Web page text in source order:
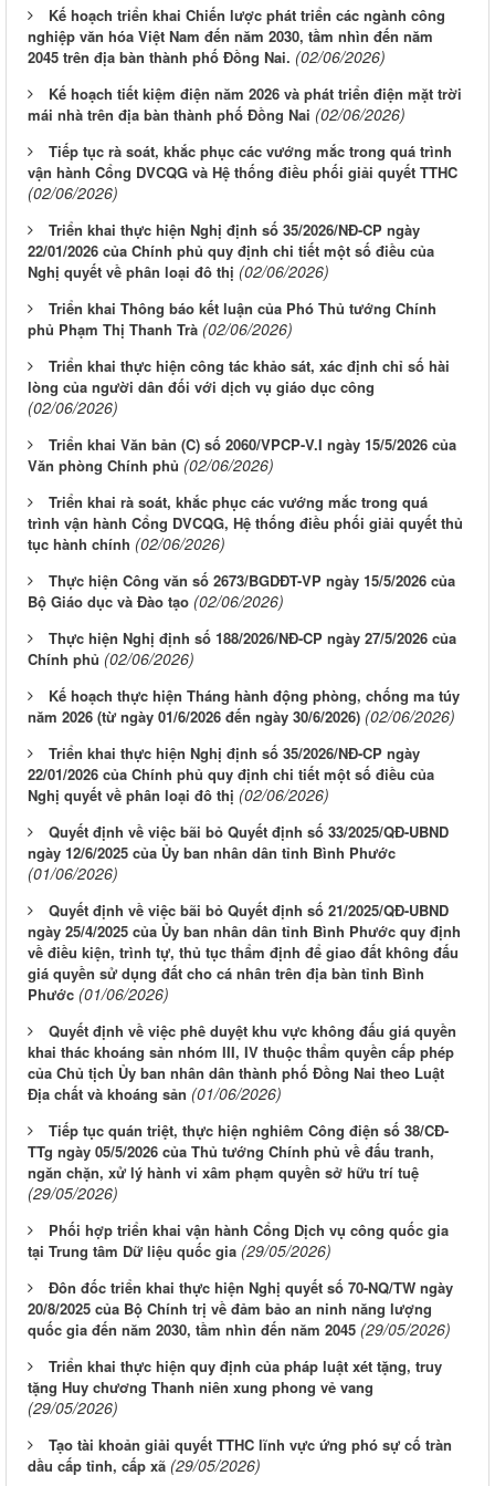
Kế hoạch triển khai Chiến lược phát triển các ngành công
nghiệp văn hóa Việt Nam đến năm 2030, tầm nhìn đến năm
2045 trên địa bàn thành phố Đồng Nai. (02/06/2026)
Kế hoạch tiết kiệm điện năm 2026 và phát triển điện mặt trời
mái nhà trên địa bàn thành phố Đồng Nai (02/06/2026)
Tiếp tục rà soát, khắc phục các vướng mắc trong quá trình
vận hành Cổng DVCQG và Hệ thống điều phối giải quyết TTHC
(02/06/2026)
Triển khai thực hiện Nghị định số 35/2026/NĐ-CP ngày
22/01/2026 của Chính phủ quy định chi tiết một số điều của
Nghị quyết về phân loại đô thị (02/06/2026)
Triển khai Thông báo kết luận của Phó Thủ tướng Chính
phủ Phạm Thị Thanh Trà (02/06/2026)
Triển khai thực hiện công tác khảo sát, xác định chỉ số hài
lòng của người dân đối với dịch vụ giáo dục công
(02/06/2026)
Triển khai Văn bản (C) số 2060/VPCP-V.I ngày 15/5/2026 của
Văn phòng Chính phủ (02/06/2026)
Triển khai rà soát, khắc phục các vướng mắc trong quá
trình vận hành Cổng DVCQG, Hệ thống điều phối giải quyết thủ
tục hành chính (02/06/2026)
Thực hiện Công văn số 2673/BGDĐT-VP ngày 15/5/2026 của
Bộ Giáo dục và Đào tạo (02/06/2026)
Thực hiện Nghị định số 188/2026/NĐ-CP ngày 27/5/2026 của
Chính phủ (02/06/2026)
Kế hoạch thực hiện Tháng hành động phòng, chống ma túy
năm 2026 (từ ngày 01/6/2026 đến ngày 30/6/2026) (02/06/2026)
Triển khai thực hiện Nghị định số 35/2026/NĐ-CP ngày
22/01/2026 của Chính phủ quy định chi tiết một số điều của
Nghị quyết về phân loại đô thị (02/06/2026)
Quyết định về việc bãi bỏ Quyết định số 33/2025/QĐ-UBND
ngày 12/6/2025 của Ủy ban nhân dân tỉnh Bình Phước
(01/06/2026)
Quyết định về việc bãi bỏ Quyết định số 21/2025/QĐ-UBND
ngày 25/4/2025 của Ủy ban nhân dân tỉnh Bình Phước quy định
về điều kiện, trình tự, thủ tục thẩm định để giao đất không đấu
giá quyền sử dụng đất cho cá nhân trên địa bàn tỉnh Bình
Phước (01/06/2026)
Quyết định về việc phê duyệt khu vực không đấu giá quyền
khai thác khoáng sản nhóm III, IV thuộc thẩm quyền cấp phép
của Chủ tịch Ủy ban nhân dân thành phố Đồng Nai theo Luật
Địa chất và khoáng sản (01/06/2026)
Tiếp tục quán triệt, thực hiện nghiêm Công điện số 38/CĐ-
TTg ngày 05/5/2026 của Thủ tướng Chính phủ về đấu tranh,
ngăn chặn, xử lý hành vi xâm phạm quyền sở hữu trí tuệ
(29/05/2026)
Phối hợp triển khai vận hành Cổng Dịch vụ công quốc gia
tại Trung tâm Dữ liệu quốc gia (29/05/2026)
Đôn đốc triển khai thực hiện Nghị quyết số 70-NQ/TW ngày
20/8/2025 của Bộ Chính trị về đảm bảo an ninh năng lượng
quốc gia đến năm 2030, tầm nhìn đến năm 2045 (29/05/2026)
Triển khai thực hiện quy định của pháp luật xét tặng, truy
tặng Huy chương Thanh niên xung phong vẻ vang
(29/05/2026)
Tạo tài khoản giải quyết TTHC lĩnh vực ứng phó sự cố tràn
dầu cấp tỉnh, cấp xã (29/05/2026)